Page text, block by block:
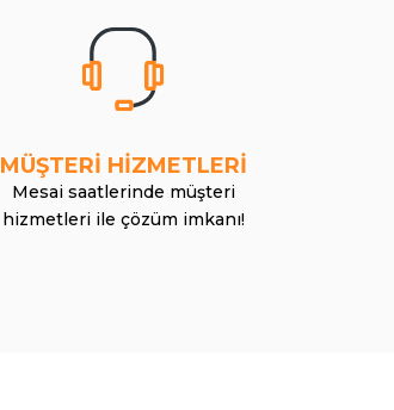
MÜŞTERİ HİZMETLERİ
Mesai saatlerinde müşteri
hizmetleri ile çözüm imkanı!